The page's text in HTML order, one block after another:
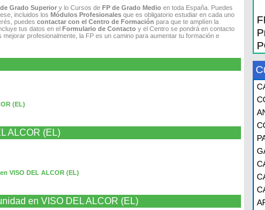
Grado Superior y lo Cursos de FP de Grado Medio en toda España. Puedes
incluidos los Módulos Profesionales que es obligatorio estudiar en cada uno
puedes contactar con el Centro de Formación para que te amplíen la
tus datos en el Formulario de Contacto y el Centro se pondrá en contacto
profesionalmente, la FP es un camino para aumentar tu formación e
(EL)
ALCOR (EL)
VISO DEL ALCOR (EL)
en VISO DEL ALCOR (EL)